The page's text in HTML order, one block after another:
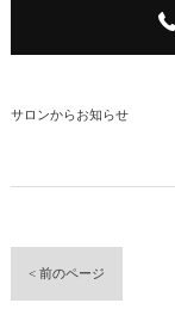
サロンからお知らせ
< 前のページ